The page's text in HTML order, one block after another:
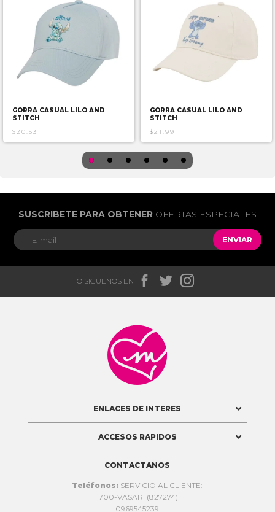
GORRA CASUAL LILO AND
STITCH
$20.53
GORRA CASUAL LILO AND
STITCH
$21.99
SUSCRIBETE PARA OBTENER OFERTAS ESPECIALES
ENVIAR
O SIGUENOS EN   

ENLACES DE INTERES
ACCESOS RAPIDOS
CONTACTANOS
Teléfonos: SERVICIO AL CLIENTE:
1700-VASARI (827274)
0969545239